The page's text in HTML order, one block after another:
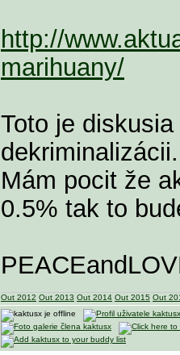
http://
marihuany/
Toto je
dekriminalizácii.
Mám pocit že
0.5% tak to
Out 2012 Out 2013 Out 2014 Out 2015 Out